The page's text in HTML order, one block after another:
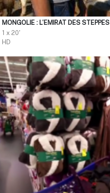
MONGOLIE : L’EMIRAT DES STEPPES
1 x 20'
HD